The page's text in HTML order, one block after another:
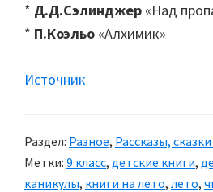
* Д.Д.Сэлинджер «Над
* П.Коэльо «Алхимик»
Источник
Раздел: Разное, Рассказы,
Метки: 9 класс, детские книги,
каникулы, книги на лето, лето,